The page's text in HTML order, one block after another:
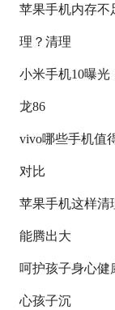
苹果手机内存不
理？清理
小米手机10曝光
龙86
vivo哪些手机值
对比
苹果手机这样清
能腾出大
呵护孩子身心健
心孩子沉